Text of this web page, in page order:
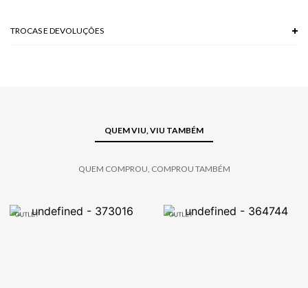
TROCAS E DEVOLUÇÕES
QUEM VIU, VIU TAMBÉM
QUEM COMPROU, COMPROU TAMBÉM